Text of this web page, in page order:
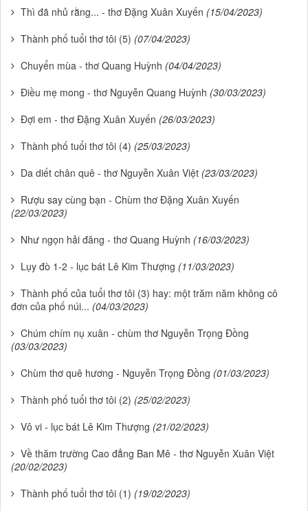
Thì đã nhủ rằng... - thơ Đặng Xuân Xuyến (15/04/2023)
Thành phố tuổi thơ tôi (5) (07/04/2023)
Chuyển mùa - thơ Quang Huỳnh (04/04/2023)
Điều mẹ mong - thơ Nguyễn Quang Huỳnh (30/03/2023)
Đợi em - thơ Đặng Xuân Xuyến (26/03/2023)
Thành phố tuổi thơ tôi (4) (25/03/2023)
Da diết chân quê - thơ Nguyễn Xuân Việt (23/03/2023)
Rượu say cùng bạn - Chùm thơ Đặng Xuân Xuyến
(22/03/2023)
Như ngọn hải đăng - thơ Quang Huỳnh (16/03/2023)
Lụy đò 1-2 - lục bát Lê Kim Thượng (11/03/2023)
Thành phố của tuổi thơ tôi (3) hay: một trăm năm không cô
đơn của phố núi... (04/03/2023)
Chúm chím nụ xuân - chùm thơ Nguyễn Trọng Đồng
(03/03/2023)
Chùm thơ quê hương - Nguyễn Trọng Đồng (01/03/2023)
Thành phố tuổi thơ tôi (2) (25/02/2023)
Vô vi - lục bát Lê Kim Thượng (21/02/2023)
Về thăm trường Cao đẳng Ban Mê - thơ Nguyễn Xuân Việt
(20/02/2023)
Thành phố tuổi thơ tôi (1) (19/02/2023)